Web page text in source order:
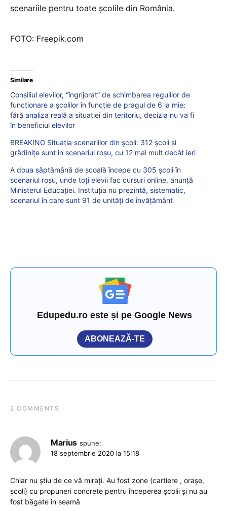
scenariile pentru toate școlile din România.
FOTO: Freepik.com
Similare
Consiliul elevilor, “îngrijorat” de schimbarea regulilor de
funcționare a școlilor în funcție de pragul de 6 la mie:
fără analiza reală a situației din teritoriu, decizia nu va fi
în beneficiul elevilor
BREAKING Situația scenariilor din școli: 312 școli și
grădinițe sunt in scenariul roșu, cu 12 mai mult decât ieri
A doua săptămână de școală începe cu 305 școli în
scenariul roșu, unde toți elevii fac cursuri online, anunță
Ministerul Educației. Instituția nu prezintă, sistematic,
scenariul în care sunt 91 de unități de învățământ
Edupedu.ro este și pe Google News
ABONEAZĂ-TE
2 COMMENTS
Marius spune:
18 septembrie 2020 la 15:18
Chiar nu știu de ce vă mirați. Au fost zone (cartiere , orașe,
școli) cu propuneri concrete pentru începerea școlii și nu au
fost băgate in seamă